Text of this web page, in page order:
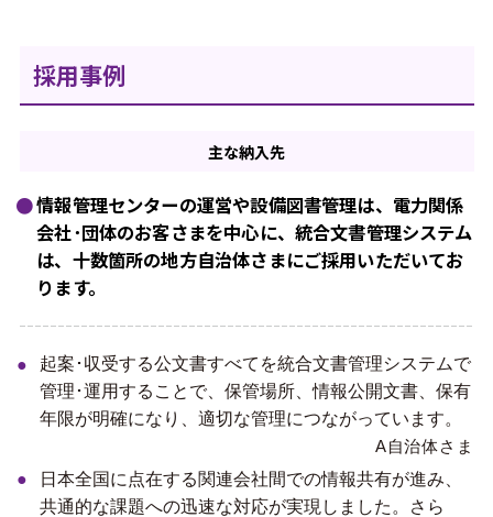
採用事例
主な納入先
情報管理センターの運営や設備図書管理は、電力関係
会社･団体のお客さまを中心に、統合文書管理システム
は、十数箇所の地方自治体さまにご採用いただいてお
ります。
起案･収受する公文書すべてを統合文書管理システムで
管理･運用することで、保管場所、情報公開文書、保有
年限が明確になり、適切な管理につながっています。
A自治体さま
日本全国に点在する関連会社間での情報共有が進み、
共通的な課題への迅速な対応が実現しました。さら